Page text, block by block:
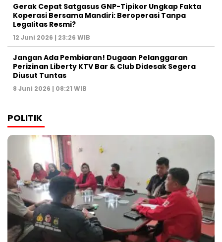
Gerak Cepat Satgasus GNP-Tipikor Ungkap Fakta
Koperasi Bersama Mandiri: Beroperasi Tanpa
Legalitas Resmi?
12 Juni 2026 | 23:26 WIB
Jangan Ada Pembiaran! Dugaan Pelanggaran
Perizinan Liberty KTV Bar & Club Didesak Segera
Diusut Tuntas
8 Juni 2026 | 08:21 WIB
POLITIK